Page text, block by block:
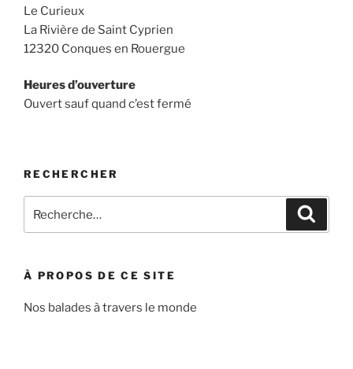
Le Curieux
La Rivière de Saint Cyprien
12320 Conques en Rouergue
Heures d’ouverture
Ouvert sauf quand c’est fermé
RECHERCHER
pour
À PROPOS DE CE SITE
Nos balades à travers le monde